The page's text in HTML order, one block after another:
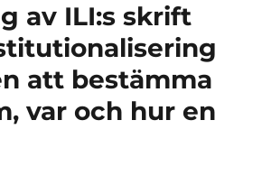
av ILI:s skrift
att bestämma
var och hur en